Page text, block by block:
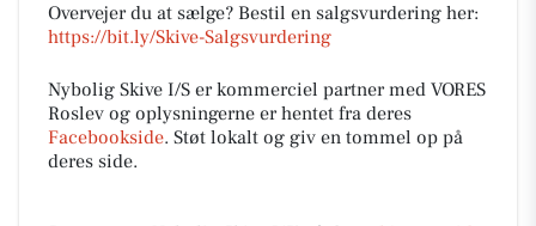
Overvejer du at sælge? Bestil en salgsvurdering her:
https://bit.ly/Skive-Salgsvurdering
Nybolig Skive I/S er kommerciel partner med VORES
Roslev og oplysningerne er hentet fra deres
Facebookside. Støt lokalt og giv en tommel op på
deres side.